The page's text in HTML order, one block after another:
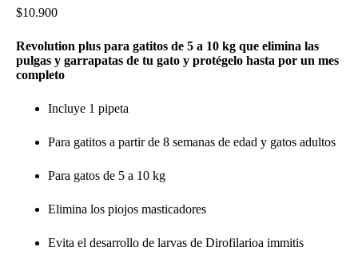
$10.900
Revolution plus para gatitos de 5 a 10 kg que elimina las
pulgas y garrapatas de tu gato y protégelo hasta por un mes
completo
Incluye 1 pipeta
Para gatitos a partir de 8 semanas de edad y gatos adultos
Para gatos de 5 a 10 kg
Elimina los piojos masticadores
Evita el desarrollo de larvas de Dirofilarioa immitis